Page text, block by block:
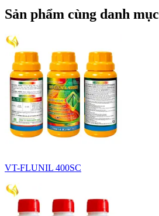
Sản phẩm cùng danh mục
VT-FLUNIL 400SC